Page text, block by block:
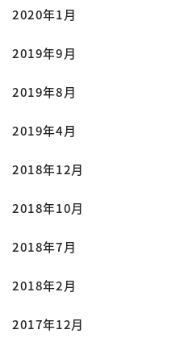
2020年1月
2019年9月
2019年8月
2019年4月
2018年12月
2018年10月
2018年7月
2018年2月
2017年12月